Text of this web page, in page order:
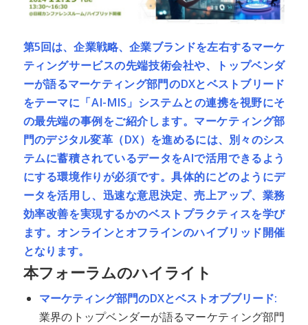
第5回は、企業戦略、企業ブランドを左右するマーケ
ティングサービスの先端技術会社や、トップベンダ
ーが語るマーケティング部門のDXとベストブリード
をテーマに「AI-MIS」システムとの連携を視野にそ
の最先端の事例をご紹介します。マーケティング部
門のデジタル変革（DX）を進めるには、別々のシス
テムに蓄積されているデータをAIで活用できるよう
にする環境作りが必須です。具体的にどのようにデ
ータを活用し、迅速な意思決定、売上アップ、業務
効率改善を実現するかのベストプラクティスを学び
ます。オンラインとオフラインのハイブリッド開催
となります。
本フォーラムのハイライト
マーケティング部門のDXとベストオブブリード:
業界のトップベンダーが語るマーケティング部門